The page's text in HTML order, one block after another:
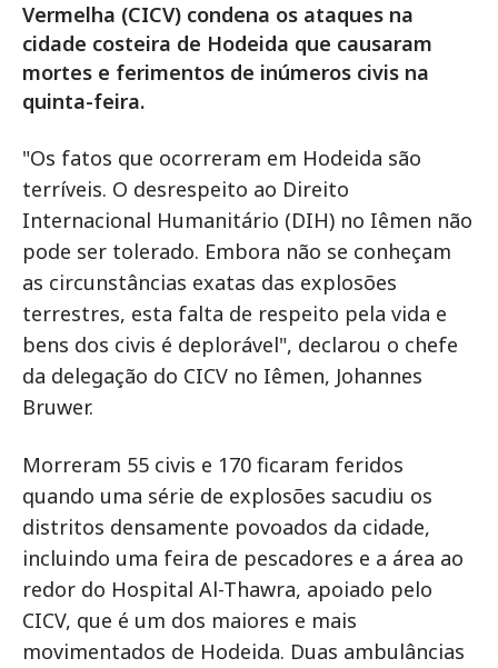
Vermelha (CICV) condena os ataques na
cidade costeira de Hodeida que causaram
mortes e ferimentos de inúmeros civis na
quinta-feira.
"Os fatos que ocorreram em Hodeida são
terríveis. O desrespeito ao Direito
Internacional Humanitário (DIH) no Iêmen não
pode ser tolerado. Embora não se conheçam
as circunstâncias exatas das explosões
terrestres, esta falta de respeito pela vida e
bens dos civis é deplorável", declarou o chefe
da delegação do CICV no Iêmen, Johannes
Bruwer.
Morreram 55 civis e 170 ficaram feridos
quando uma série de explosões sacudiu os
distritos densamente povoados da cidade,
incluindo uma feira de pescadores e a área ao
redor do Hospital Al-Thawra, apoiado pelo
CICV, que é um dos maiores e mais
movimentados de Hodeida. Duas ambulâncias